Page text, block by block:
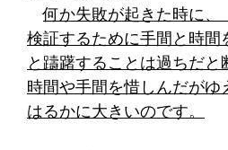
何か失敗が起きた時に、
検証するために手間と時間
と躊躇することは過ちだと
時間や手間を惜しんだがゆ
はるかに大きいのです。